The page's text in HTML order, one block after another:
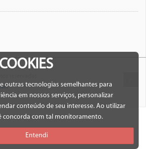
outras tecnologias semelhantes para
em nossos serviços, personalizar
conteúdo de seu interesse. Ao utilizar
concorda com tal monitoramento.
Entendi